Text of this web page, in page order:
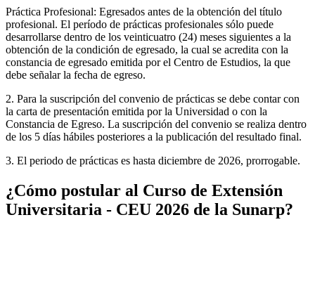
Práctica Profesional: Egresados antes de la obtención del título
profesional. El período de prácticas profesionales sólo puede
desarrollarse dentro de los veinticuatro (24) meses siguientes a la
obtención de la condición de egresado, la cual se acredita con la
constancia de egresado emitida por el Centro de Estudios, la que
debe señalar la fecha de egreso.
2. Para la suscripción del convenio de prácticas se debe contar con
la carta de presentación emitida por la Universidad o con la
Constancia de Egreso. La suscripción del convenio se realiza dentro
de los 5 días hábiles posteriores a la publicación del resultado final.
3. El periodo de prácticas es hasta diciembre de 2026, prorrogable.
¿Cómo postular al Curso de Extensión
Universitaria - CEU 2026 de la Sunarp?